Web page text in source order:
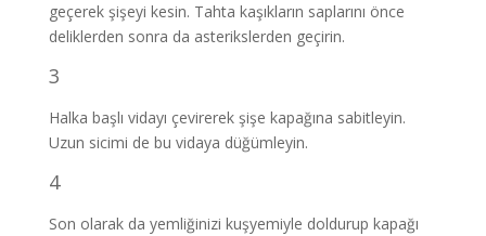
geçerek şişeyi kesin. Tahta kaşıkların saplarını önce
deliklerden sonra da asterikslerden geçirin.
3
Halka başlı vidayı çevirerek şişe kapağına sabitleyin.
Uzun sicimi de bu vidaya düğümleyin.
4
Son olarak da yemliğinizi kuşyemiyle doldurup kapağı